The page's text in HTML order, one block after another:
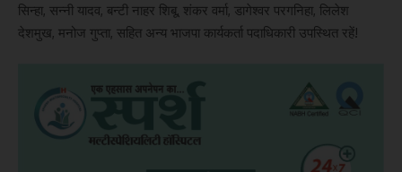
सिन्हा, सन्नी यादव, बन्टी नाहर शिबू, शंकर वर्मा, डागेश्वर परगनिहा, लिलेश
देशमुख, मनोज गुप्ता, सहित अन्य भाजपा कार्यकर्ता पदाधिकारी उपस्थित रहें!